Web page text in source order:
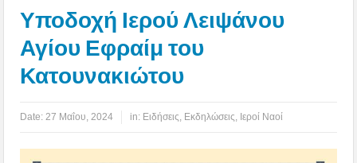
Υποδοχή Ιερού Λειψάνου
Αγίου Εφραίμ του
Κατουνακιώτου
Date: 27 Μαΐου, 2024 in: Ειδήσεις Εκδηλώσεις Ιεροί Ναοί